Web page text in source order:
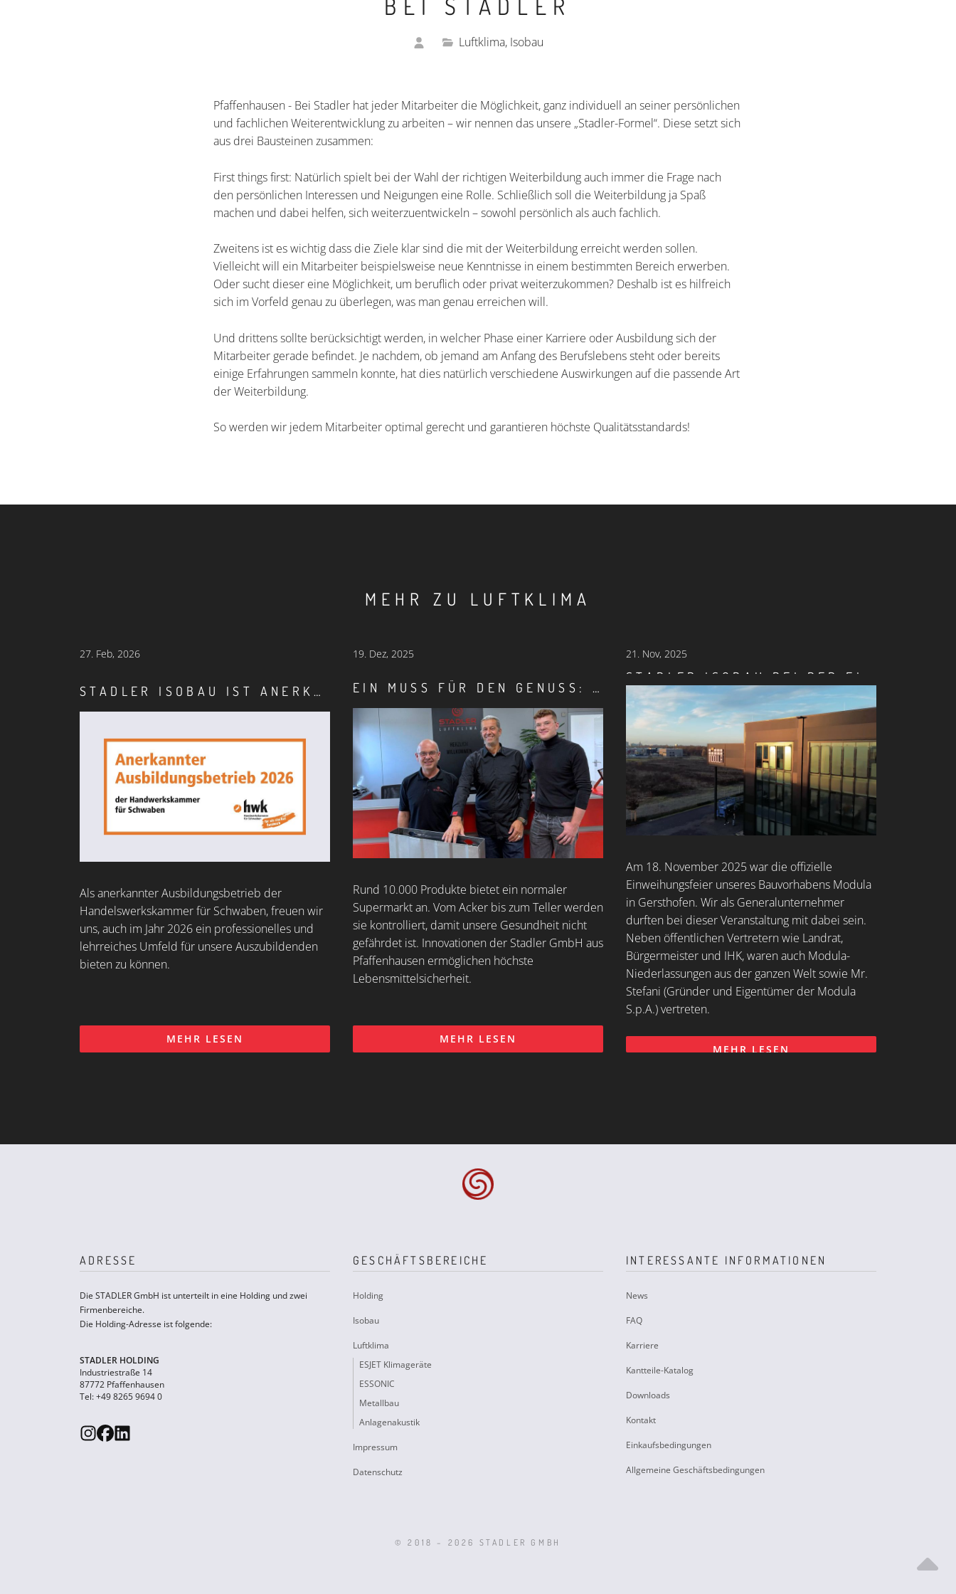
BEI STADLER
Luftklima, Isobau
Pfaffenhausen - Bei Stadler hat jeder Mitarbeiter die Möglichkeit, ganz individuell an seiner persönlichen
und fachlichen Weiterentwicklung zu arbeiten – wir nennen das unsere „Stadler-Formel“. Diese setzt sich
aus drei Bausteinen zusammen:
First things first: Natürlich spielt bei der Wahl der richtigen Weiterbildung auch immer die Frage nach
den persönlichen Interessen und Neigungen eine Rolle. Schließlich soll die Weiterbildung ja Spaß
machen und dabei helfen, sich weiterzuentwickeln – sowohl persönlich als auch fachlich.
Zweitens ist es wichtig dass die Ziele klar sind die mit der Weiterbildung erreicht werden sollen.
Vielleicht will ein Mitarbeiter beispielsweise neue Kenntnisse in einem bestimmten Bereich erwerben.
Oder sucht dieser eine Möglichkeit, um beruflich oder privat weiterzukommen? Deshalb ist es hilfreich
sich im Vorfeld genau zu überlegen, was man genau erreichen will.
Und drittens sollte berücksichtigt werden, in welcher Phase einer Karriere oder Ausbildung sich der
Mitarbeiter gerade befindet. Je nachdem, ob jemand am Anfang des Berufslebens steht oder bereits
einige Erfahrungen sammeln konnte, hat dies natürlich verschiedene Auswirkungen auf die passende Art
der Weiterbildung.
So werden wir jedem Mitarbeiter optimal gerecht und garantieren höchste Qualitätsstandards!
MEHR ZU LUFTKLIMA
27. Feb, 2026
STADLER ISOBAU IST ANERKANNTER AUSBILDUNGSBETRIEB DER HWK
Als anerkannter Ausbildungsbetrieb der
Handelswerkskammer für Schwaben, freuen wir
uns, auch im Jahr 2026 ein professionelles und
lehrreiches Umfeld für unsere Auszubildenden
bieten zu können.
MEHR LESEN
19. Dez, 2025
EIN MUSS FÜR DEN GENUSS: SICHERE LEBENSMITTEL AUF DEM TISCH
Rund 10.000 Produkte bietet ein normaler
Supermarkt an. Vom Acker bis zum Teller werden
sie kontrolliert, damit unsere Gesundheit nicht
gefährdet ist. Innovationen der Stadler GmbH aus
Pfaffenhausen ermöglichen höchste
Lebensmittelsicherheit.
MEHR LESEN
21. Nov, 2025
Am 18. November 2025 war die offizielle
Einweihungsfeier unseres Bauvorhabens Modula
in Gersthofen. Wir als Generalunternehmer
durften bei dieser Veranstaltung mit dabei sein.
Neben öffentlichen Vertretern wie Landrat,
Bürgermeister und IHK, waren auch Modula-
Niederlassungen aus der ganzen Welt sowie Mr.
Stefani (Gründer und Eigentümer der Modula
S.p.A.) vertreten.
MEHR LESEN
ADRESSE
Die STADLER GmbH ist unterteilt in eine Holding und zwei
Firmenbereiche.
Die Holding-Adresse ist folgende:
STADLER HOLDING
Industriestraße 14
87772 Pfaffenhausen
Tel: +49 8265 9694 0
GESCHÄFTSBEREICHE
Holding
Isobau
Luftklima
ESJET Klimageräte
ESSONIC
Metallbau
Anlagenakustik
Impressum
Datenschutz
INTERESSANTE INFORMATIONEN
News
FAQ
Karriere
Kantteile-Katalog
Downloads
Kontakt
Einkaufsbedingungen
Allgemeine Geschäftsbedingungen
© 2018 – 2026 STADLER GMBH